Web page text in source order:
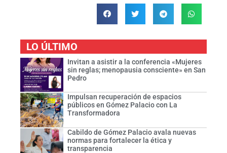
LO ÚLTIMO
Invitan a asistir a la conferencia «Mujeres
sin reglas; menopausia consciente» en San
Pedro
Impulsan recuperación de espacios
públicos en Gómez Palacio con La
Transformadora
Cabildo de Gómez Palacio avala nuevas
normas para fortalecer la ética y
transparencia